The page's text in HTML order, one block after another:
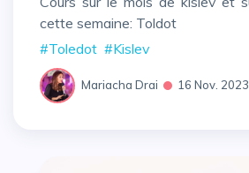
cette semaine: Toldot
#Toledot #Kislev
Mariacha Drai 16 Nov. 2023